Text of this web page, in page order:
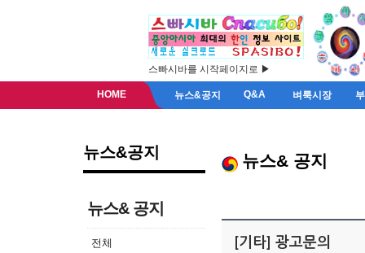
스빠시바를 시작페이지로 ▶
HOME 뉴스&공지 Q&A 벼룩시장
뉴스&공지
뉴스& 공지
전체
뉴스& 공지
[기타] 광고문의